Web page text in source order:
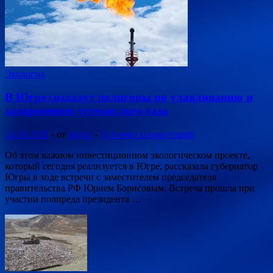
Экология
В Югре создадут полигоны по улавливанию и
захоронению углекислого газа
26.10.2021 - от admin - Оставьте комментарий
Об этом важном инвестиционном экологическом проекте,
который сегодня реализуется в Югре, рассказала губернатор
Югры в ходе встречи с заместителем председателя
правительства РФ Юрием Борисовым. Встреча прошла при
участии полпреда президента …